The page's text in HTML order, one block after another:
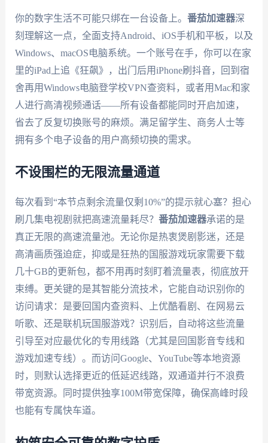
你的数字生活不可能只绑在一台设备上。 番茄加速器深
刻理解这一点，全面支持Android、iOS手机和平板，以及
Windows、macOS电脑系统。一个账号在手，你可以在家
里的iPad上追《狂飙》，出门后用iPhone刷抖音，回到宿
舍再用Windows电脑登学校VPN查资料，或者用Mac和家
人进行高清视频通话——所有设备都能同时开启加速，
省去了反复切换账号的麻烦。满足留学生、商务人士等
拥有多个电子设备的用户高频切换的需求。
不设围栏的无限流量通道
每次看到“本节点剩余流量仅剩10%”的提示就心塞？担心
刷几集电视剧就把高速流量耗尽？ 番茄加速器承诺的是
真正无限的高速流量池。无论你是热衷煲剧影迷，还是
高清画质强迫症，抑或是狂热的国服游戏玩家需要下载
几十GB的更新包，都不用再时刻盯着流量表，彻底放开
束缚。更关键的是其智能分流技术，它能自动识别你的
访问请求：是要回国内查资料、上优酷看剧、在网易云
听歌、还是联机玩国服游戏？识别后，自动将这些流量
引导至对应最优化的专用线路（尤其是回国影音专线和
游戏加速专线）。而访问Google、YouTube等本地资源
时，则默认选择更近的低延迟线路，双通道并行不浪费
带宽资源。同时提供独享100M带宽保障，确保高峰时段
也能有专属快车道。